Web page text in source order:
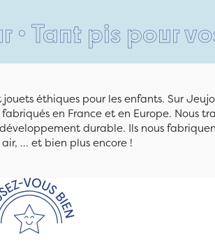
pis pour vos
éthiques pour les enfants. Sur
en France et en Europe. Nous
durable. Ils nous
... et bien plus encore !